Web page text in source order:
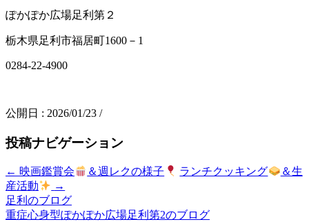
ぽかぽか広場足利第２
栃木県足利市福居町1600－1
0284-22-4900
公開日 : 2026/01/23 /
投稿ナビゲーション
← 映画鑑賞会 ＆週レクの様子 ランチクッキング
＆生
産活動
→
足利のブログ
重症心身型ぽかぽか広場足利第2のブログ